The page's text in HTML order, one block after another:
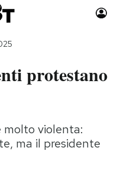
Consumismi
Storie/Idee
protestano
molto violenta:
ma il presidente